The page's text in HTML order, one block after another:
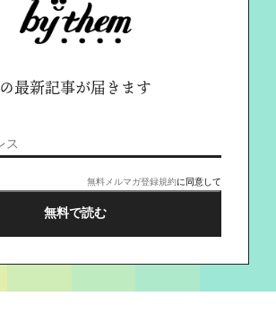
の最新記事が届きます
無料メルマガ登録規約に同意して